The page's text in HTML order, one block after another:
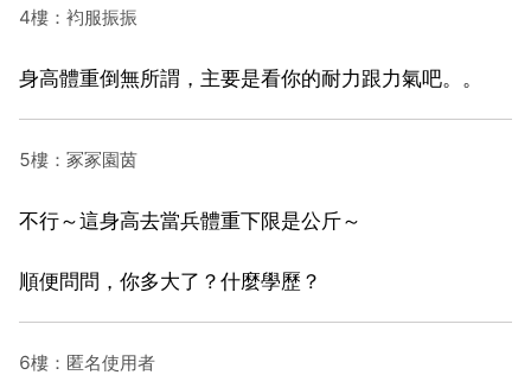
4樓：袀服振振
身高體重倒無所謂，主要是看你的耐力跟力氣吧。。
5樓：冢冢園茵
不行～這身高去當兵體重下限是公斤～
順便問問，你多大了？什麼學歷？
6樓：匿名使用者